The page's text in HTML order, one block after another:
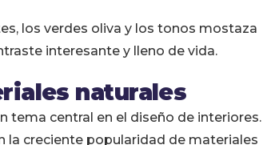
los verdes oliva y los tonos mostaza
interesante y lleno de vida.
naturales
tema central en el diseño de interiores.
la creciente popularidad de materiales